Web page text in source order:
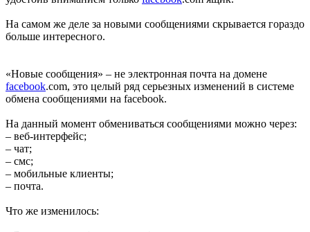
На самом же деле за новыми сообщениями скрывается гораздо
больше интересного.
«Новые сообщения» – не электронная почта на домене
facebook.com, это целый ряд серьезных изменений в системе
обмена сообщениями на facebook.
На данный момент обмениваться сообщениями можно через:
– веб-интерфейс;
– чат;
– смс;
– мобильные клиенты;
– почта.
Что же изменилось: